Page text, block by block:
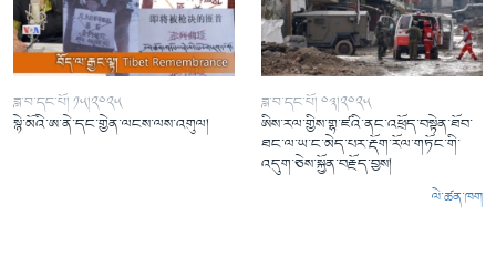
ཟླ་བ་དང་པོ། ༡༥།༢༠༢༥
སྙེ་མོའི་ཨ་ནེ་དང་གྱེན་ལངས་ལས་འགུལ།
ཟླ་བ་དང་པོ། ༠༣།༢༠༢༥
ཨིས་རལ་གྱིས་གྷ་ཛའི་ནང་འཕྲོད་བསྟེན་ཐོབ་
ཐང་ལ་ཡ་ང་མེད་པར་རྡོག་རོལ་གཏོང་གི་
འདུག་ཅེས་སྐྱོན་བརྗོད་བྱས།
ལེ་ཚན་ཁག